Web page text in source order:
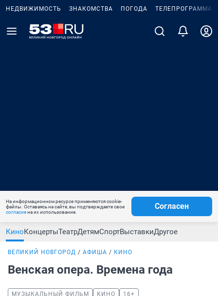
НЕДВИЖИМОСТЬ ЗНАКОМСТВА ПОГОДА ТЕЛЕПРОГРАММА
На информационном ресурсе применяются cookie-
файлы. Оставаясь на сайте, вы подтверждаете свое
согласиена их использование.
Согласен
КиноКонцертыТеатрДетямСпортВыставкиДругое
ВЕЛИКИЙ НОВГОРОД АФИША КИНО
Венская опера. Времена года
МУЗЫКАЛЬНЫЙ ФИЛЬМ КИНО 16+